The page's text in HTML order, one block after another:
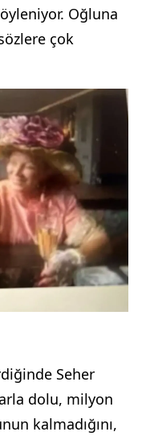
Oğluna
çok
Seher
dolu, milyon
kalmadığını,